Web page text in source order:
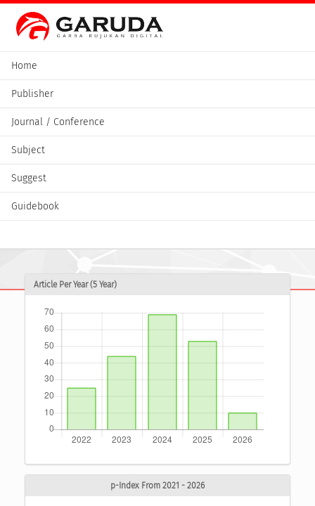
Home
Publisher
Journal / Conference
Subject
Suggest
Guidebook
Article Per Year (5 Year)
p-Index From 2021 - 2026